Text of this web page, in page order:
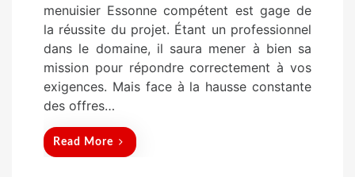
o
n
menuisier Essonne compétent est gage de
la réussite du projet. Étant un professionnel
dans le domaine, il saura mener à bien sa
mission pour répondre correctement à vos
exigences. Mais face à la hausse constante
des offres…
Read More